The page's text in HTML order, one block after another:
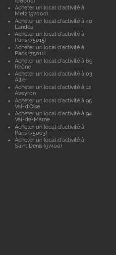
Acheter un local d'activité à
Metz (57000)
Acheter un local d'activité à 40
Landes
Acheter un local d'activité à
Paris (75015)
Acheter un local d'activité à
Paris (75011)
Acheter un local d'activité à 69
Rhône
Acheter un local d'activité à 03
Allier
Acheter un local d'activité à 12
Aveyron
Acheter un local d'activité à 95
Val-d'Oise
Acheter un local d'activité à 94
Val-de-Marne
Acheter un local d'activité à
Paris (75003)
Acheter un local d'activité à
Saint Denis (97400)